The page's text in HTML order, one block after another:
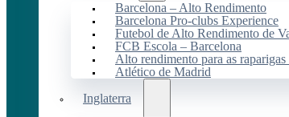
Barcelona – Alto Rendimento
Barcelona Pro-clubs Experience
Futebol de Alto Rendimento de
FCB Escola – Barcelona
Alto rendimento para as
Atlético de Madrid
Inglaterra